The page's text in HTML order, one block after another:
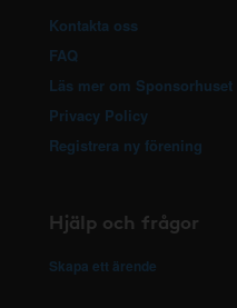
Kontakta oss
FAQ
Läs mer om Sponsorhuset
Privacy Policy
Registrera ny förening
Hjälp och frågor
Skapa ett ärende